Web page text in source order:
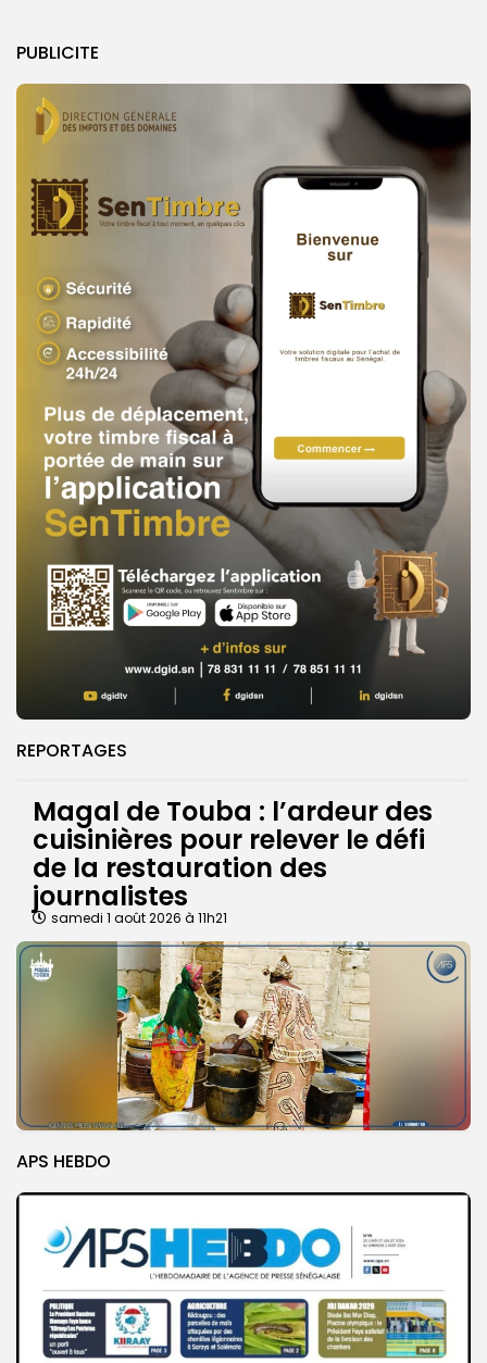
PUBLICITE
REPORTAGES
Magal de Touba : l’ardeur des
cuisinières pour relever le défi
de la restauration des
journalistes
samedi 1 août 2026 à 11h21
APS HEBDO